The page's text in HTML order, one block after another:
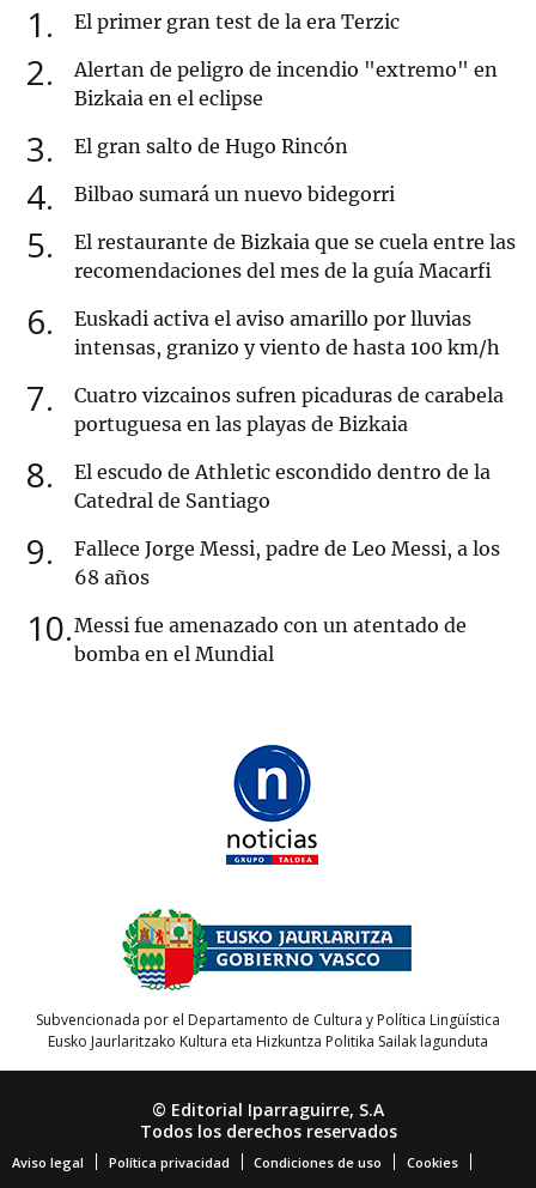
1 El primer gran test de la era Terzic
2
Alertan de peligro de incendio "extremo" en
Bizkaia en el eclipse
3 El gran salto de Hugo Rincón
4 Bilbao sumará un nuevo bidegorri
5
El restaurante de Bizkaia que se cuela entre las
recomendaciones del mes de la guía Macarfi
6
Euskadi activa el aviso amarillo por lluvias
intensas, granizo y viento de hasta 100 km/h
7
Cuatro vizcainos sufren picaduras de carabela
portuguesa en las playas de Bizkaia
8
El escudo de Athletic escondido dentro de la
Catedral de Santiago
9
Fallece Jorge Messi, padre de Leo Messi, a los
68 años
10 Messi fue amenazado con un atentado de
bomba en el Mundial
Subvencionada por el Departamento de Cultura y Política Lingüística
Eusko Jaurlaritzako Kultura eta Hizkuntza Politika Sailak lagunduta
© Editorial Iparraguirre, S.A
Todos los derechos reservados
Aviso legal Política privacidad Condiciones de uso Cookies